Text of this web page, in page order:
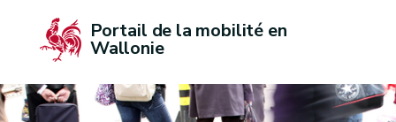
Portail de la mobilité en
Wallonie